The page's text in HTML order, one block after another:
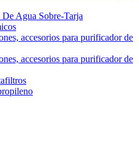
Agua Sobre-Tarja
accesorios para purificador de
accesorios para purificador de